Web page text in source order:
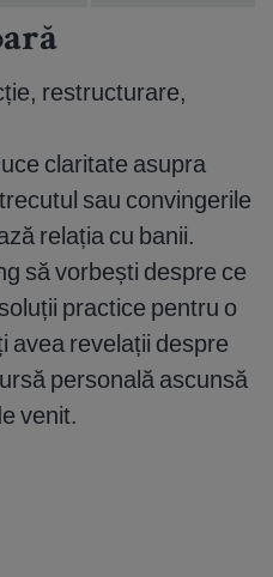
restructurare,
claritate asupra
sau convingerile
relația cu banii.
să vorbești despre ce
practice pentru o
avea revelații despre
personală ascunsă
venit.